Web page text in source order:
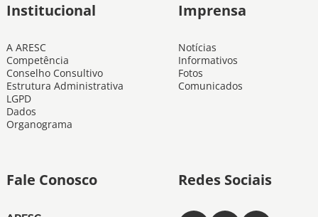
Institucional
A ARESC
Competência
Conselho Consultivo
Estrutura Administrativa
LGPD
Dados
Organograma
Imprensa
Notícias
Informativos
Fotos
Comunicados
Fale Conosco Redes Sociais